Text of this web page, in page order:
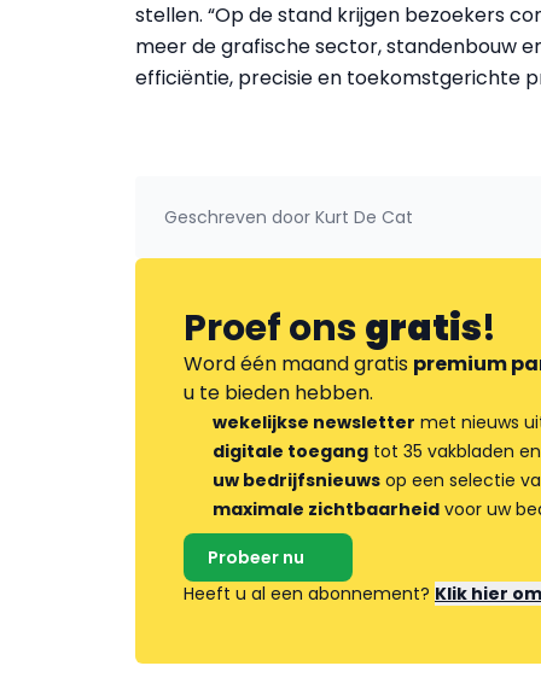
stellen. “Op de stand krijgen bezoekers
meer de grafische sector, standenbouw
efficiëntie, precisie en toekomstgerichte
Geschreven door Kurt De Cat
Proef onsgratis!
Word één maand gratis premium
u te bieden hebben.
wekelijkse newsletter met nieuws
digitale toegang tot 35 vakbladen
uw bedrijfsnieuws op een selectie
maximale zichtbaarheid voor uw
Probeer nu
Heeft u al een abonnement? Klik hier